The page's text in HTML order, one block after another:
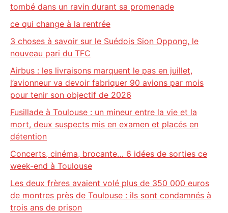
tombé dans un ravin durant sa promenade
ce qui change à la rentrée
3 choses à savoir sur le Suédois Sion Oppong, le
nouveau pari du TFC
Airbus : les livraisons marquent le pas en juillet,
l’avionneur va devoir fabriquer 90 avions par mois
pour tenir son objectif de 2026
Fusillade à Toulouse : un mineur entre la vie et la
mort, deux suspects mis en examen et placés en
détention
Concerts, cinéma, brocante… 6 idées de sorties ce
week-end à Toulouse
Les deux frères avaient volé plus de 350 000 euros
de montres près de Toulouse : ils sont condamnés à
trois ans de prison